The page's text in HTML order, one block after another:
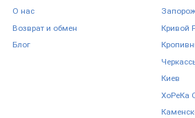
О нас
Возврат и обмен
Блог
Кривой
Киев
ХоРеКа